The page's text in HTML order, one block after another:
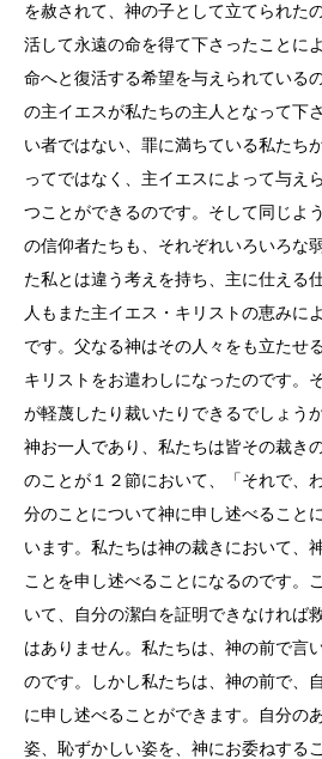
を赦されて、神の子として立てられた
活して永遠の命を得て下さったことに
命へと復活する希望を与えられている
の主イエスが私たちの主人となって下
い者ではない、罪に満ちている私たち
ってではなく、主イエスによって与え
つことができるのです。そして同じよ
の信仰者たちも、それぞれいろいろな
た私とは違う考えを持ち、主に仕える
人もまた主イエス・キリストの恵みに
です。父なる神はその人々をも立たせ
キリストをお遣わしになったのです。
が軽蔑したり裁いたりできるでしょう
神お一人であり、私たちは皆その裁き
のことが１２節において、「それで、
分のことについて神に申し述べること
います。私たちは神の裁きにおいて、
ことを申し述べることになるのです。
いて、自分の潔白を証明できなければ
はありません。私たちは、神の前で言
のです。しかし私たちは、神の前で、
に申し述べることができます。自分の
姿、恥ずかしい姿を、神にお委ねする